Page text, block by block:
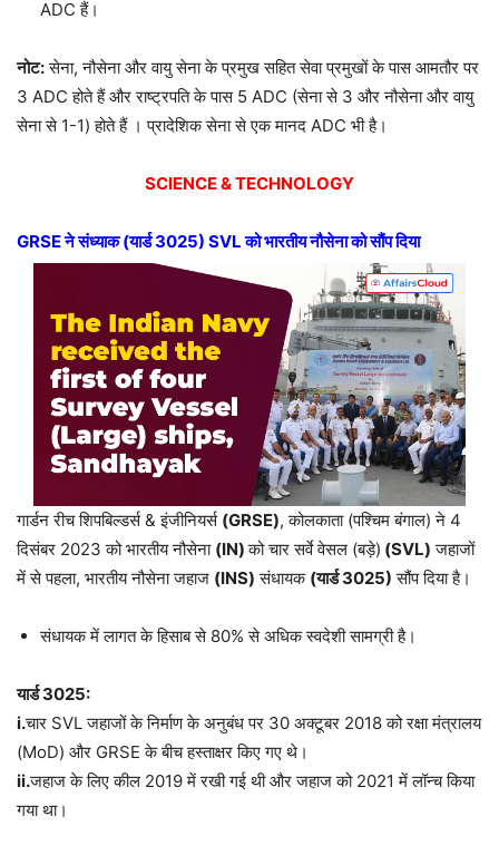
ADC हैं।
नोट:सेना, नौसेना और वायु सेना के प्रमुख सहित सेवा प्रमुखों के पास आमतौर पर
3 ADC होते हैं और राष्ट्रपति के पास 5 ADC (सेना से 3 और नौसेना और वायु
सेना से 1-1) होते हैं । प्रादेशिक सेना से एक मानद ADC भी है।
SCIENCE & TECHNOLOGY
GRSEने संध्याक (यार्ड3025) SVLको भारतीय नौसेना को सौंप दिया
गार्डन रीच शिपबिल्डर्स & इंजीनियर्स (GRSE), कोलकाता (पश्चिम बंगाल) ने 4
दिसंबर 2023 को भारतीय नौसेना (IN)को चार सर्वे वेसल (बड़े) (SVL) जहाजों
में से पहला, भारतीय नौसेना जहाज (INS) संधायक (यार्ड3025) सौंप दिया है।
संधायक में लागत के हिसाब से 80% से अधिक स्वदेशी सामग्री है।
यार्ड3025:
i.चार SVL जहाजों के निर्माण के अनुबंध पर 30 अक्टूबर 2018 को रक्षा मंत्रालय
(MoD) और GRSE के बीच हस्ताक्षर किए गए थे।
ii.जहाज के लिए कील 2019 में रखी गई थी और जहाज को 2021 में लॉन्च किया
गया था।